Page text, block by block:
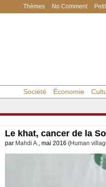
Thèmes No Comment
Société Économie
Le khat, cancer de la
par Mahdi A., mai 2016 (Human